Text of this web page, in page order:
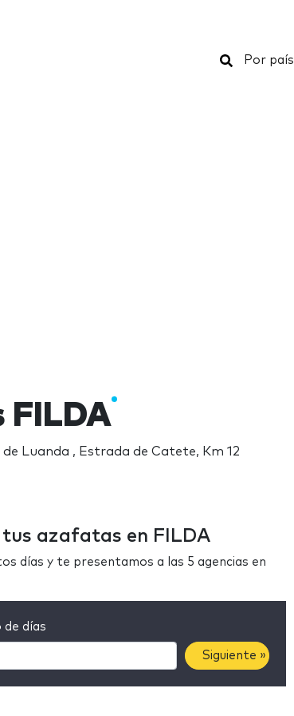
Buscar
Por país
Luanda , Estrada de Catete, Km 12
azafatas en FILDA
días y te presentamos a las 5 agencias en
de días
Siguiente »